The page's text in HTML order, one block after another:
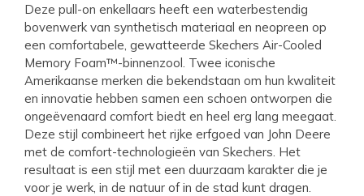
Deze pull-on enkellaars heeft een waterbestendig
bovenwerk van synthetisch materiaal en neopreen op
een comfortabele, gewatteerde Skechers Air-Cooled
Memory Foam™-binnenzool. Twee iconische
Amerikaanse merken die bekendstaan om hun kwaliteit
en innovatie hebben samen een schoen ontworpen die
ongeëvenaard comfort biedt en heel erg lang meegaat.
Deze stijl combineert het rijke erfgoed van John Deere
met de comfort-technologieën van Skechers. Het
resultaat is een stijl met een duurzaam karakter die je
voor je werk, in de natuur of in de stad kunt dragen.